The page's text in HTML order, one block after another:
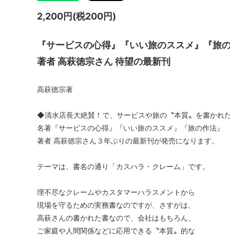
2,200円(税200円)
『サービスの心得』『いい旅のススメ』『旅の
著者 高萩徳宗さん 待望の最新刊
高萩徳宗著
◆清水店長大絶賛！で、サービスや旅の〝本質〟を書かれた
名著『サービスの心得』『いい旅のススメ』『旅の作法』
著者 高萩徳宗さん３年ぶりの最新刊が発売になります。
テーマは、書名の通り「カスハラ・クレーム」です。
理不尽なクレームやカスタマーハラスメントから
現場を守るための実務書なのですが、さすがは、
高萩さんの書かれた書なので、会社はもちろん、
ご家庭や人間関係などに応用できる〝本質〟的な